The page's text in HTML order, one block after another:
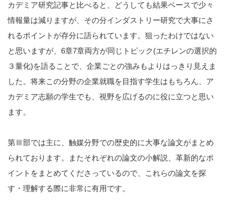
カデミア研究記事と比べると、どうしても結果ベースで少々
情報量は減りますが、その分インダストリー研究で大事にさ
れるポイントが存分に語られています。狙ったわけではない
と思いますが、6章7章両方が同じトピック(エチレンの選択的
３量化)を語ることで、企業ごとの強みもよりはっきり見えま
した。将来この分野の企業就職を目指す学生はもちろん、ア
カデミア志願の学生でも、視野を広げるのに役に立つと思い
ます。
第Ⅲ部では主に、触媒分野での歴史的に大事な論文がまとめ
られております。またそれぞれの論文の小解説、革新的なポ
イントをまとめてくださっているので、これらの論文を探
す・理解する際に非常に有用です。